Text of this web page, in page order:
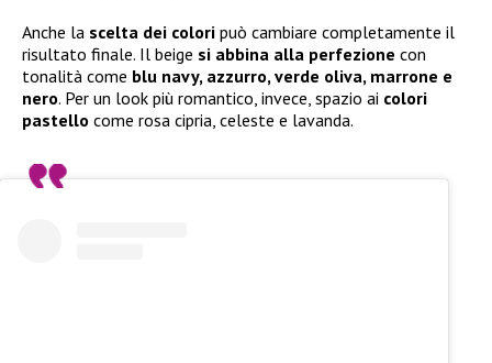
Anche la scelta dei colori può cambiare completamente il
risultato finale. Il beige si abbina alla perfezione con
tonalità come blu navy, azzurro, verde oliva, marrone e
nero. Per un look più romantico, invece, spazio ai colori
pastello come rosa cipria, celeste e lavanda.